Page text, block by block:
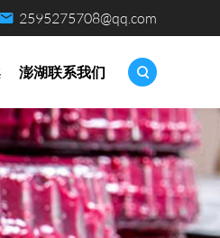
2595275708@qq.com
澎湖联系我们